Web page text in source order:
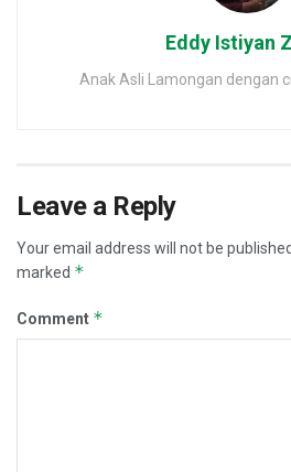
Eddy Istiyan
Anak Asli Lamongan dengan
Leave a Reply
Your email address will not be
marked *
Comment *